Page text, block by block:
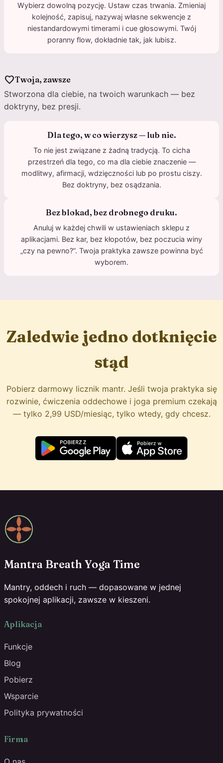
Wybierz dowolną pozycję. Ustaw czas trwania. Zmieniaj
kolejność, zapisuj, nazywaj własne sekwencje z
niestandardowymi timerami i cue głosowymi. Twój
poranny flow, dokładnie tak, jak lubisz.
favoriteTwoja, zawsze
Stworzona dla ciebie, na twoich warunkach — bez
doktryny, bez presji.
Dla tego, w co wierzysz — lub nie.
To nie jest związane z żadną tradycją. To cicha
przestrzeń dla tego, co ma dla ciebie znaczenie —
modlitwy, afirmacji, wdzięczności lub po prostu ciszy.
Bez doktryny, bez osądzania.
Bez blokad, bez drobnego druku.
Anuluj w każdej chwili w ustawieniach sklepu z
aplikacjami. Bez kar, bez kłopotów, bez poczucia winy
„czy na pewno?”. Twoja praktyka zawsze powinna być
wyborem.
Zaledwie jedno dotknięcie
stąd
Pobierz darmowy licznik mantr. Jeśli twoja praktyka się
rozwinie, ćwiczenia oddechowe i joga premium czekają
— tylko 2,99 USD/miesiąc, tylko wtedy, gdy chcesz.
Mantra Breath Yoga Time
Mantry, oddech i ruch — dopasowane w jednej
spokojnej aplikacji, zawsze w kieszeni.
Aplikacja
Funkcje
Blog
Pobierz
Wsparcie
Polityka prywatności
Firma